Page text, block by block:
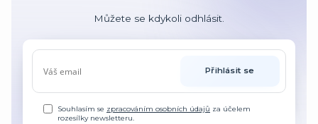
Můžete se kdykoli odhlásit.
Přihlásit se
Souhlasím se zpracováním osobních údajů za účelem
rozesílky newsletteru.